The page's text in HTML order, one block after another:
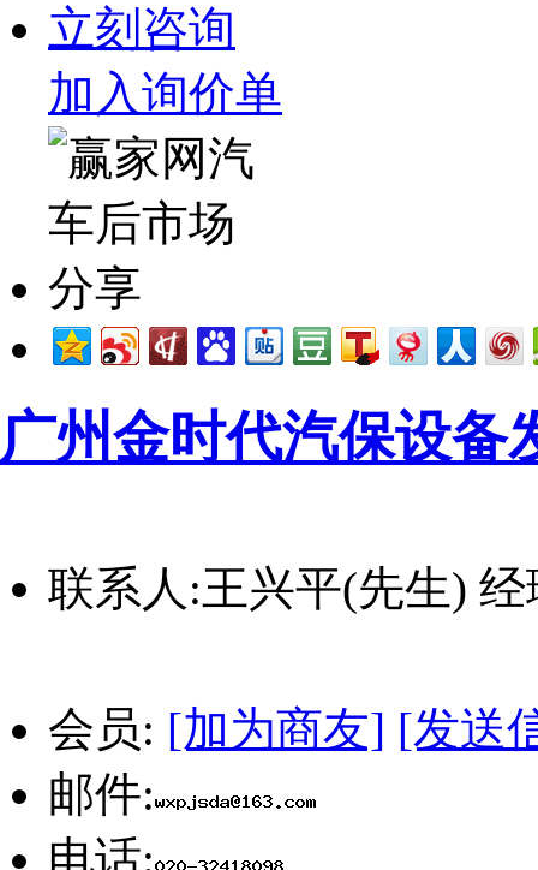
立刻咨询
加入询价单
广州金时代汽保设备
联系人:王兴平(先生)
会员: [加为商友] [发送
邮件:
电话: